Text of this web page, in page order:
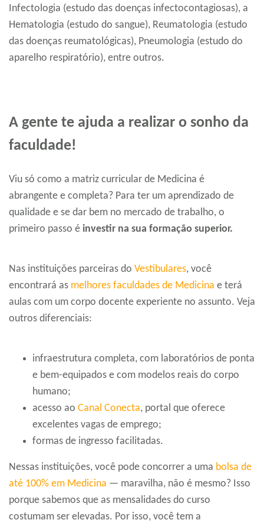
Infectologia (estudo das doenças infectocontagiosas), a
Hematologia (estudo do sangue), Reumatologia (estudo
das doenças reumatológicas), Pneumologia (estudo do
aparelho respiratório), entre outros.
A gente te ajuda a realizar o sonho da
faculdade!
Viu só como a matriz curricular de Medicina é
abrangente e completa? Para ter um aprendizado de
qualidade e se dar bem no mercado de trabalho, o
primeiro passo é investir na sua formação superior.
Nas instituições parceiras do Vestibulares, você
encontrará as melhores faculdades de Medicina e terá
aulas com um corpo docente experiente no assunto. Veja
outros diferenciais:
infraestrutura completa, com laboratórios de ponta
e bem-equipados e com modelos reais do corpo
humano;
acesso ao Canal Conecta, portal que oferece
excelentes vagas de emprego;
formas de ingresso facilitadas.
Nessas instituições, você pode concorrer a uma bolsa de
até 100% em Medicina — maravilha, não é mesmo? Isso
porque sabemos que as mensalidades do curso
costumam ser elevadas. Por isso, você tem a